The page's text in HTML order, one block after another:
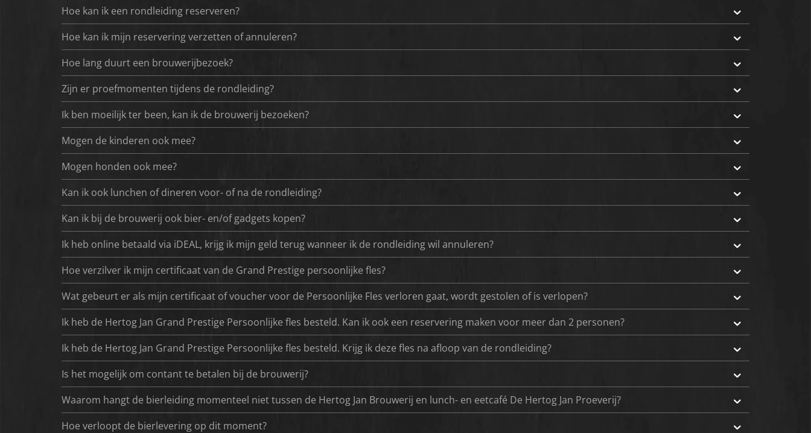
Hoe kan ik een rondleiding reserveren?
Hoe kan ik mijn reservering verzetten of annuleren?
Hoe lang duurt een brouwerijbezoek?
Zijn er proefmomenten tijdens de rondleiding?
Ik ben moeilijk ter been, kan ik de brouwerij bezoeken?
Mogen de kinderen ook mee?
Mogen honden ook mee?
Kan ik ook lunchen of dineren voor- of na de rondleiding?
Kan ik bij de brouwerij ook bier- en/of gadgets kopen?
Ik heb online betaald via iDEAL, krijg ik mijn geld terug wanneer ik de rondleiding wil annuleren?
Hoe verzilver ik mijn certificaat van de Grand Prestige persoonlijke fles?
Wat gebeurt er als mijn certificaat of voucher voor de Persoonlijke Fles verloren gaat, wordt gestolen of is verlopen?
Ik heb de Hertog Jan Grand Prestige Persoonlijke fles besteld. Kan ik ook een reservering maken voor meer dan 2 personen?
Ik heb de Hertog Jan Grand Prestige Persoonlijke fles besteld. Krijg ik deze fles na afloop van de rondleiding?
Is het mogelijk om contant te betalen bij de brouwerij?
Waarom hangt de bierleiding momenteel niet tussen de Hertog Jan Brouwerij en lunch- en eetcafé De Hertog Jan Proeverij?
Hoe verloopt de bierlevering op dit moment?